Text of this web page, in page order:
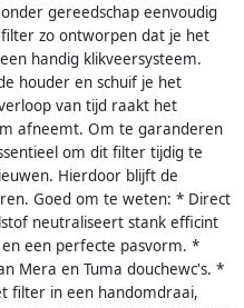
gereedschap eenvoudig
zo ontworpen dat je het
handig klikveersysteem.
houder en schuif je het
van tijd raakt het
afneemt. Om te garanderen
om dit filter tijdig te
Hierdoor blijft de
Goed om te weten: * Direct
neutraliseert stank efficint
een perfecte pasvorm. *
Mera en Tuma douchewc's. *
filter in een handomdraai,